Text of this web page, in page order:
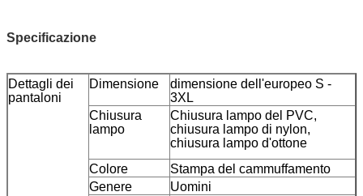
Specificazione
Dettagli dei
pantaloni
Dimensione
dimensione dell'europeo S -
3XL
Chiusura
lampo
Chiusura lampo del PVC,
chiusura lampo di nylon,
chiusura lampo d'ottone
Colore
Stampa del cammuffamento
Genere
Uomini